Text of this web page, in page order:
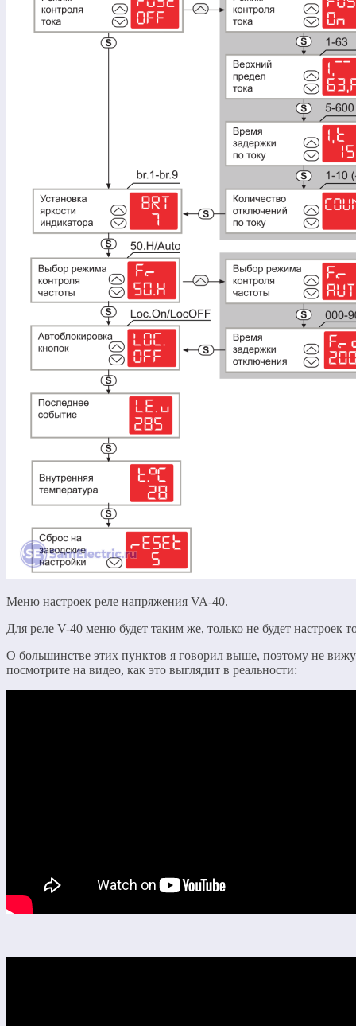
Меню настроек реле напряжения VA-40.
Для реле V-40 меню будет таким же, только не будет настроек
О большинстве этих пунктов я говорил выше, поэтому не
посмотрите на видео, как это выглядит в реальности: